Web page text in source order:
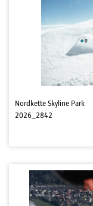
Nordkette Skyline Park
2026_2842